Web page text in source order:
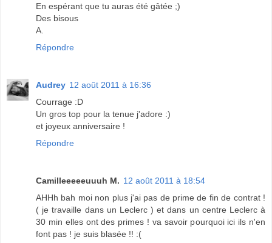
En espérant que tu auras été gâtée ;)
Des bisous
A.
Répondre
Audrey 12 août 2011 à 16:36
Courrage :D
Un gros top pour la tenue j'adore :)
et joyeux anniversaire !
Répondre
Camilleeeeeuuuh M. 12 août 2011 à 18:54
AHHh bah moi non plus j'ai pas de prime de fin de contrat !
( je travaille dans un Leclerc ) et dans un centre Leclerc à
30 min elles ont des primes ! va savoir pourquoi ici ils n'en
font pas ! je suis blasée !! :(